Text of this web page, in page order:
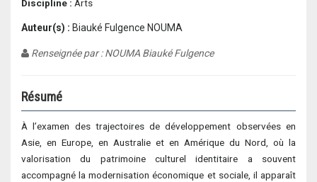
Discipline : Arts
Auteur(s) : Biauké Fulgence NOUMA
Renseignée par : NOUMA Biauké Fulgence
Résumé
À l’examen des trajectoires de développement observées en
Asie, en Europe, en Australie et en Amérique du Nord, où la
valorisation du patrimoine culturel identitaire a souvent
accompagné la modernisation économique et sociale, il apparaît